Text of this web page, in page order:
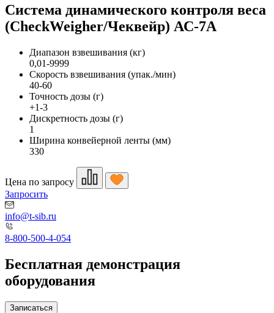
Система динамического контроля веса
(CheckWeigher/Чеквейр) АС-7A
Диапазон взвешивания (кг)
0,01-9999
Скорость взвешивания (упак./мин)
40-60
Точность дозы (г)
+1-3
Дискретность дозы (г)
1
Ширина конвейерной ленты (мм)
330
Цена по запросу
Запросить
info@t-sib.ru
8-800-500-4-054
Бесплатная демонстрация
оборудования
Записаться